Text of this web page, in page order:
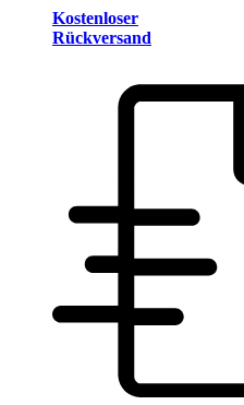
Kostenloser
Rückversand